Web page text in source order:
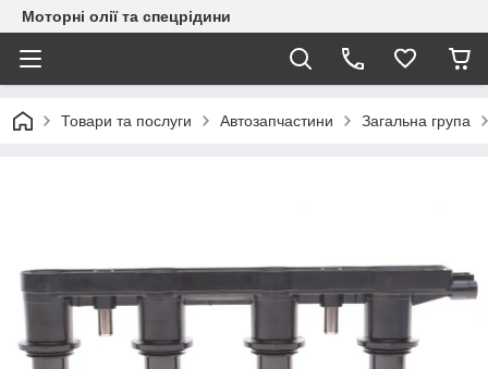
Моторні олії та спецрідини
Товари та послуги Автозапчастини Загальна група